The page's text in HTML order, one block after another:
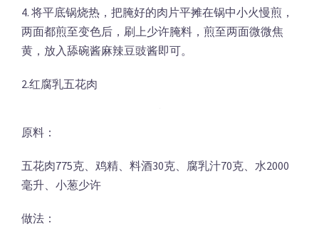
4. 将平底锅烧热，把腌好的肉片平摊在锅中小火慢煎，
两面都煎至变色后，刷上少许腌料，煎至两面微微焦
黄，放入舔碗酱麻辣豆豉酱即可。
2.红腐乳五花肉
原料：
五花肉775克、鸡精、料酒30克、腐乳汁70克、水2000
毫升、小葱少许
做法：